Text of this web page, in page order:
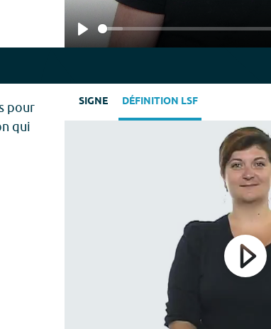
Play
pour
qui
SIGNE DÉFINITION LSF
Play